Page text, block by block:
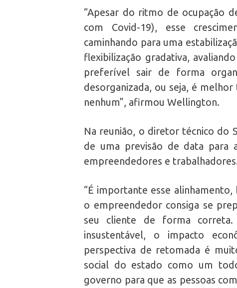
“Apesar do ritmo de ocupação
com Covid-19), esse
caminhando para uma
flexibilização gradativa,
preferível sair de forma
desorganizada, ou seja, é
nenhum”, afirmou Wellington.
Na reunião, o diretor técnico do
de uma previsão de data para
empreendedores e
“É importante esse
o empreendedor consiga se
seu cliente de forma
insustentável, o impacto
perspectiva de retomada é
social do estado como um
governo para que as pessoas